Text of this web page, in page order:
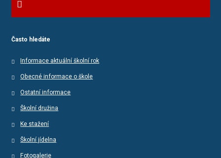
Často hledáte
Informace aktuální školní rok
Obecné informace o škole
Ostatní informace
Školní družina
Ke stažení
Školní jídelna
Fotogalerie